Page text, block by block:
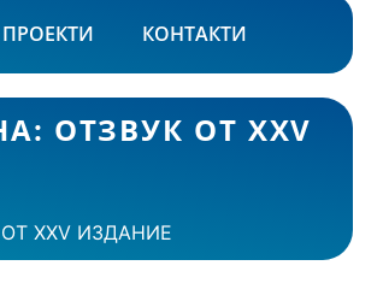
ПРОЕКТИ КОНТАКТИ
ОТЗВУК ОТ XXV
XXV ИЗДАНИЕ